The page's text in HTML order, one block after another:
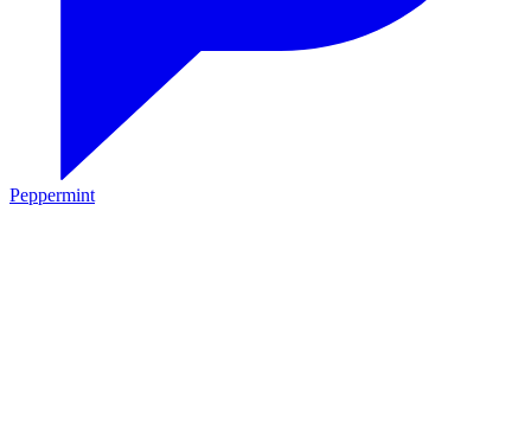
Peppermint